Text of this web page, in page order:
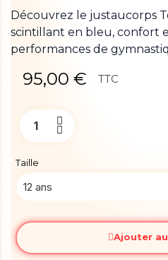
Découvrez le justaucorps
scintillant en bleu, confort
performances de
95,00 € TTC
Taille
Ajouter